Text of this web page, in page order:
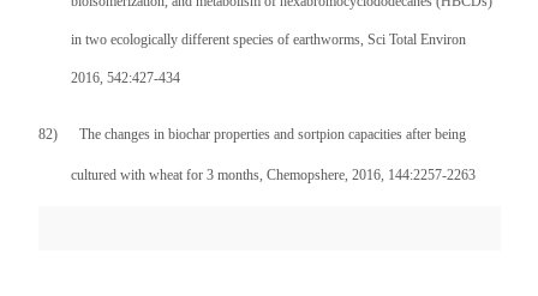
in two ecologically different species of earthworms, Sci Total Environ
2016, 542:427-434
82) The changes in biochar properties and sortpion capacities after being
cultured with wheat for 3 months, Chemopshere, 2016, 144:2257-2263